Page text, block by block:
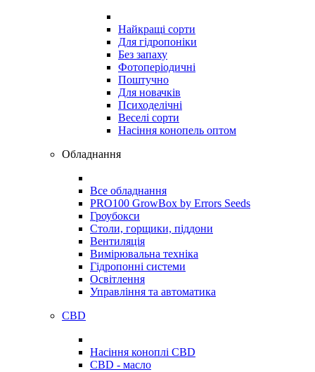
Найкращі сорти
Для гідропоніки
Без запаху
Фотоперіодичні
Поштучно
Для новачків
Психоделічні
Веселі сорти
Насіння конопель оптом
Обладнання
Все обладнання
PRO100 GrowBox by Errors Seeds
Гроубокси
Столи, горщики, піддони
Вентиляція
Вимірювальна техніка
Гідропонні системи
Освітлення
Управління та автоматика
CBD
Насіння коноплі CBD
CBD - масло